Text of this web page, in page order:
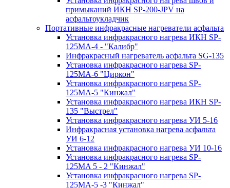
примыканий ИКН SP-200-JPV на
асфальтоукладчик
Портативные инфракрасные нагреватели асфальта
Установка инфракрасного нагрева ИКН SP-
125МA-4 - "Калибр"
Инфракрасный нагреватель асфальта SG-135
Установка инфракрасного нагрева SP-
125МA-6 "Циркон"
Установка инфракрасного нагрева SP-
125МA-5 "Кинжал"
Установка инфракрасного нагрева ИКН SP-
135 "Выстрел"
Установка инфракрасного нагрева УИ 5-16
Инфракрасная установка нагрева асфальта
УИ 6-12
Установка инфракрасного нагрева УИ 10-16
Установка инфракрасного нагрева SP-
125МA 5 - 2 "Кинжал"
Установка инфракрасного нагрева SP-
125МA-5 -3 "Кинжал"